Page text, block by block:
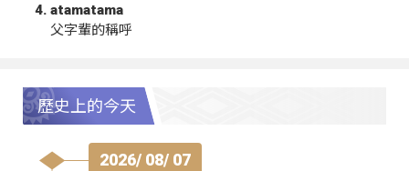
atamatama
父字輩的稱呼
歷史上的今天
2026/ 08/ 07